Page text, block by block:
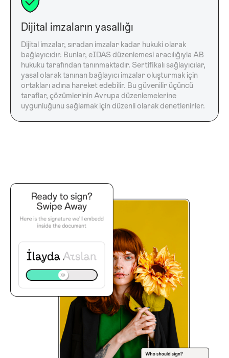
Dijital imzaların yasallığı
Dijital imzalar, sıradan imzalar kadar hukuki olarak
bağlayıcıdır. Bunlar, eIDAS düzenlemesi aracılığıyla AB
hukuku tarafından tanınmaktadır. Sertifikalı sağlayıcılar,
yasal olarak tanınan bağlayıcı imzalar oluşturmak için
ortakları adına hareket edebilir. Bu güvenilir üçüncü
taraflar, çözümlerinin Avrupa düzenlemelerine
uygunluğunu sağlamak için düzenli olarak denetlenirler.